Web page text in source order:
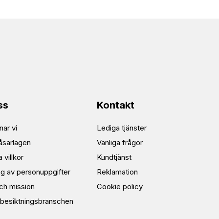
vi
villkor
av personuppgifter
mission
Kontakt
Lediga tjänster
Vanliga frågor
Kundtjänst
Reklamation
Cookie policy